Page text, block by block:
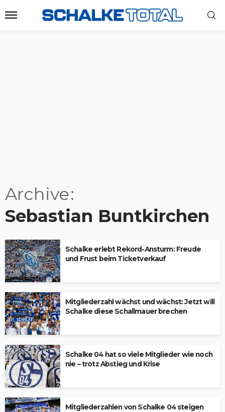
Archive
Sebastian Buntkirchen
Schalke erlebt Rekord-Ansturm: Freude
und Frust beim Ticketverkauf
Mitgliederzahl wächst und wächst: Jetzt will
Schalke diese Schallmauer brechen
Schalke 04 hat so viele Mitglieder wie noch
nie – trotz Abstieg und Krise
Mitgliederzahlen von Schalke 04 steigen